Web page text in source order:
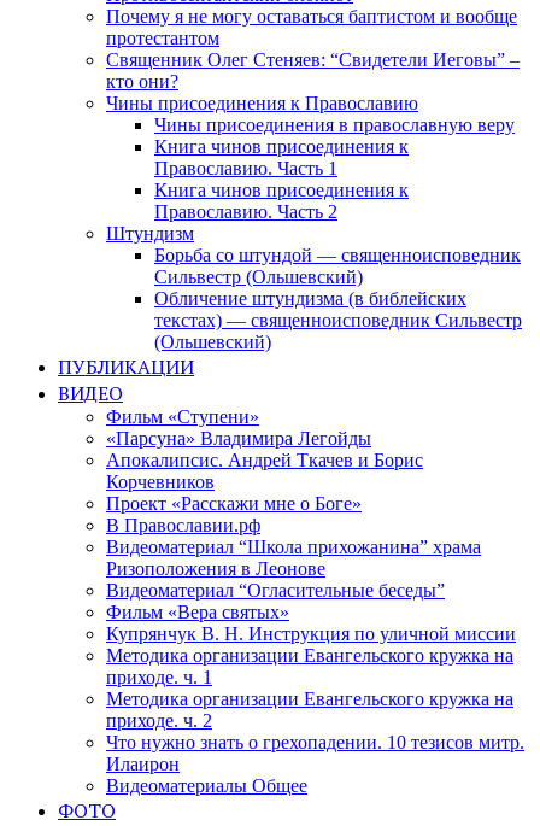
Почему я не могу оставаться баптистом и вообще
протестантом
Священник Олег Стеняев: “Свидетели Иеговы” –
кто они?
Чины присоединения к Православию
Чины присоединения в православную веру
Книга чинов присоединения к
Православию. Часть 1
Книга чинов присоединения к
Православию. Часть 2
Штундизм
Борьба со штундой — священноисповедник
Сильвестр (Ольшевский)
Обличение штундизма (в библейских
текстах) — священноисповедник Сильвестр
(Ольшевский)
ПУБЛИКАЦИИ
ВИДЕО
Фильм «Ступени»
«Парсуна» Владимира Легойды
Апокалипсис. Андрей Ткачев и Борис
Корчевников
Проект «Расскажи мне о Боге»
В Православии.рф
Видеоматериал “Школа прихожанина” храма
Ризоположения в Леонове
Видеоматериал “Огласительные беседы”
Фильм «Вера святых»
Купрянчук В. Н. Инструкция по уличной миссии
Методика организации Евангельского кружка на
приходе. ч. 1
Методика организации Евангельского кружка на
приходе. ч. 2
Что нужно знать о грехопадении. 10 тезисов митр.
Илаирон
Видеоматериалы Общее
ФОТО